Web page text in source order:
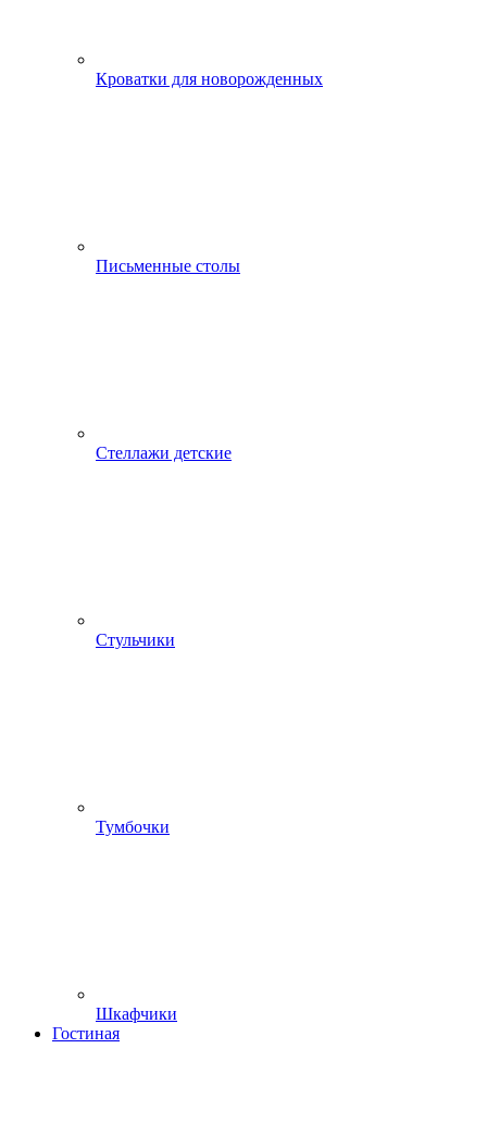
Кроватки для новорожденных
Письменные столы
Стеллажи детские
Стульчики
Тумбочки
Шкафчики
Гостиная